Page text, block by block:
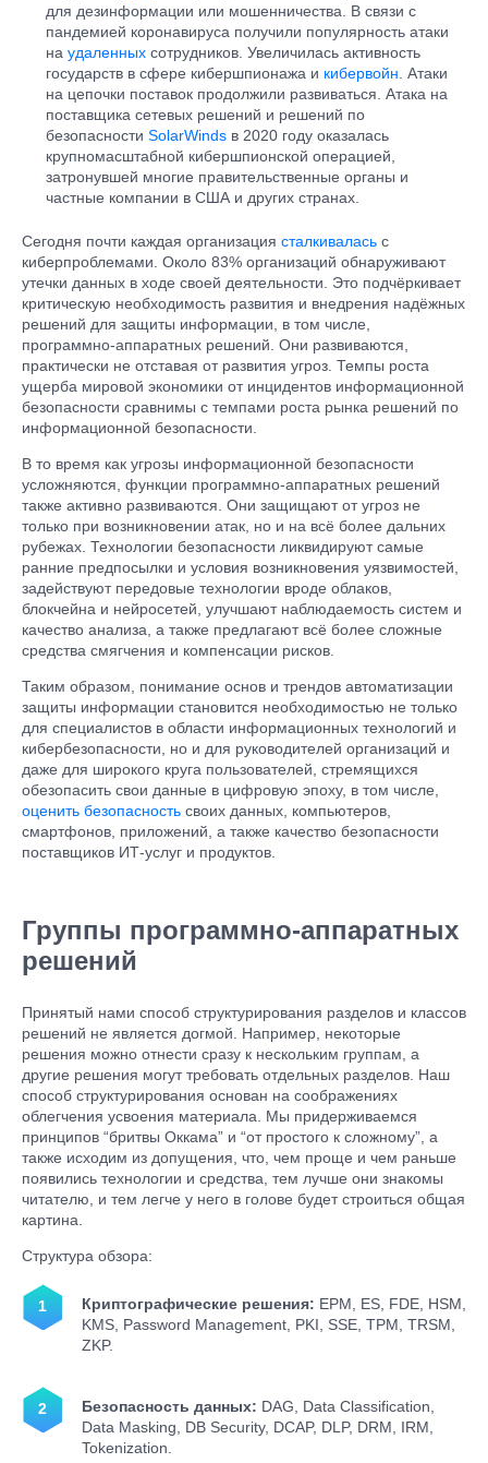
для дезинформации или мошенничества. В связи с
пандемией коронавируса получили популярность атаки
на удаленных сотрудников. Увеличилась активность
государств в сфере кибершпионажа и кибервойн . Атаки
на цепочки поставок продолжили развиваться. Атака на
поставщика сетевых решений и решений по
безопасности SolarWinds в 2020 году оказалась
крупномасштабной кибершпионской операцией,
затронувшей многие правительственные органы и
частные компании в США и других странах.
Сегодня почти каждая организация сталкивалась с
киберпроблемами. Около 83% организаций обнаруживают
утечки данных в ходе своей деятельности. Это подчёркивает
критическую необходимость развития и внедрения надёжных
решений для защиты информации, в том числе,
программно-аппаратных решений. Они развиваются,
практически не отставая от развития угроз. Темпы роста
ущерба мировой экономики от инцидентов информационной
безопасности сравнимы с темпами роста рынка решений по
информационной безопасности.
В то время как угрозы информационной безопасности
усложняются, функции программно-аппаратных решений
также активно развиваются. Они защищают от угроз не
только при возникновении атак, но и на всё более дальних
рубежах. Технологии безопасности ликвидируют самые
ранние предпосылки и условия возникновения уязвимостей,
задействуют передовые технологии вроде облаков,
блокчейна и нейросетей, улучшают наблюдаемость систем и
качество анализа, а также предлагают всё более сложные
средства смягчения и компенсации рисков.
Таким образом, понимание основ и трендов автоматизации
защиты информации становится необходимостью не только
для специалистов в области информационных технологий и
кибербезопасности, но и для руководителей организаций и
даже для широкого круга пользователей, стремящихся
обезопасить свои данные в цифровую эпоху, в том числе,
оценить безопасность своих данных, компьютеров,
смартфонов, приложений, а также качество безопасности
поставщиков ИТ-услуг и продуктов.
Группы программно-аппаратных
решений
Принятый нами способ структурирования разделов и классов
решений не является догмой. Например, некоторые
решения можно отнести сразу к нескольким группам, а
другие решения могут требовать отдельных разделов. Наш
способ структурирования основан на соображениях
облегчения усвоения материала. Мы придерживаемся
принципов “бритвы Оккама” и “от простого к сложному”, а
также исходим из допущения, что, чем проще и чем раньше
появились технологии и средства, тем лучше они знакомы
читателю, и тем легче у него в голове будет строиться общая
картина.
Структура обзора:
Криптографические решения: EPM, ES, FDE, HSM,
KMS, Password Management, PKI, SSE, TPM, TRSM,
ZKP.
Безопасность данных: DAG, Data Classification,
Data Masking, DB Security, DCAP, DLP, DRM, IRM,
Tokenization.